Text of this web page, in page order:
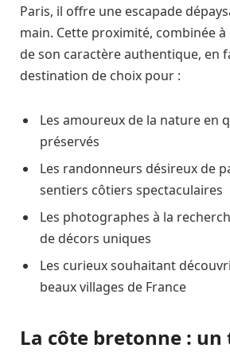
Paris, il offre une escapade
main. Cette proximité, combinée
de son caractère authentique, en
destination de choix pour :
Les amoureux de la nature en
préservés
Les randonneurs désireux de
sentiers côtiers spectaculaires
Les photographes à la
de décors uniques
Les curieux souhaitant
beaux villages de France
La côte bretonne : un